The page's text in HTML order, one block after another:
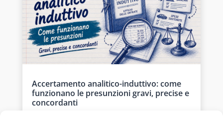
Accertamento analitico-induttivo: come
funzionano le presunzioni gravi, precise e
concordanti